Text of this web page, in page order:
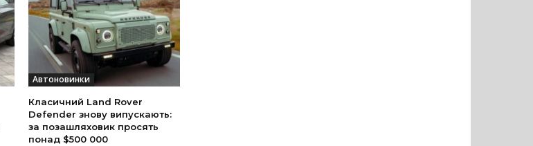
Автоновинки
Класичний Land Rover
Defender знову випускають:
за позашляховик просять
понад $500 000